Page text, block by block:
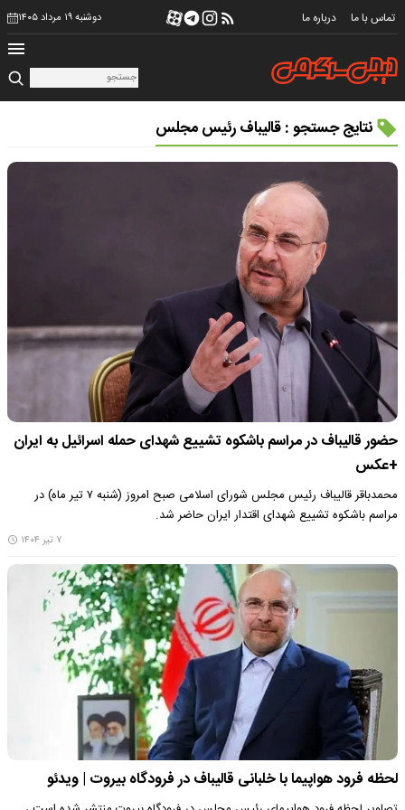
تماس با ما درباره ما دوشنبه ۱۹ مرداد ۱۴۰۵
نتایج جستجو : قالیباف رئیس مجلس
حضور قالیباف در مراسم باشکوه تشییع شهدای حمله اسرائیل به ایران
+عکس
محمدباقر قالیباف رئیس مجلس شورای اسلامی صبح امروز (شنبه ۷ تیر ماه) در
مراسم باشکوه تشییع شهدای اقتدار ایران حاضر شد.
۷ تیر ۱۴۰۴
لحظه فرود هواپیما با خلبانی قالیباف در فرودگاه بیروت | ویدئو